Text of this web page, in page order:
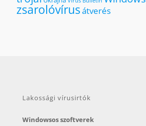
zsarolóvírusátverés
Lakossági vírusirtók
Windowsos szoftverek